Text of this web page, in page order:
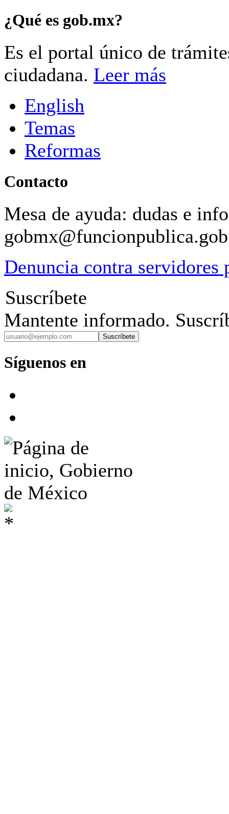
¿Qué es gob.mx?
Es el portal único de
ciudadana. Leer más
English
Temas
Reformas
Contacto
Mesa de ayuda: dudas e
Denuncia contra servidores
Suscríbete
Mantente informado.
Suscríbete
Síguenos en